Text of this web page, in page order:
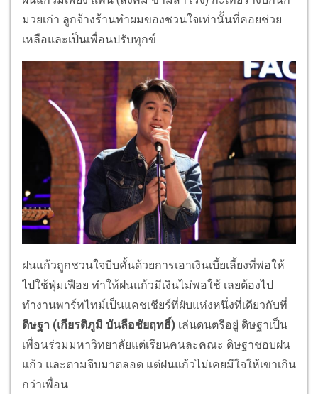
มวยเก่า ลูกจ้างร้านทำผมของชวนใจเท่านั้นที่คอยช่วย
เหลือและเป็นเพื่อนปรับทุกข์
ฝนแก้วถูกชวนใจบีบคั้นด้วยการเอาเงินเบี้ยเลี้ยงที่พ่อให้
ไปใช้ฟุ่มเฟือย ทำให้ฝนแก้วมีเงินไม่พอใช้ เลยต้องไป
ทำงานพาร์ทไทม์เป็นแคชเชียร์ที่ผับแห่งหนึ่งที่เดียวกับที่
ดิษฐา (เกียรติภูมิ บันลือชัยฤทธิ์) เล่นดนตรีอยู่ ดิษฐาเป็น
เพื่อนร่วมมหาวิทยาลัยแต่เรียนคนละคณะ ดิษฐาชอบฝน
แก้ว และตามจีบมาตลอด แต่ฝนแก้วไม่เคยมีใจให้เขาเกิน
กว่าเพื่อน